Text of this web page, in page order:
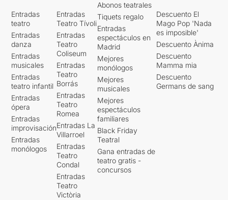
Entradas
teatro
Entradas
danza
Entradas
musicales
Entradas
teatro infantil
Entradas
ópera
Entradas
improvisación
Entradas
monólogos
Entradas
Teatro Tívoli
Entradas
Teatro
Coliseum
Entradas
Teatro
Borrás
Entradas
Teatro
Romea
Entradas La
Villarroel
Entradas
Teatro
Condal
Entradas
Teatro
Victòria
Abonos teatrales
Tiquets regalo
Entradas
espectáculos en
Madrid
Mejores
monólogos
Mejores
musicales
Mejores
espectáculos
familiares
Black Friday
Teatral
Gana entradas de
teatro gratis -
concursos
Descuento El
Mago Pop 'Nada
es imposible'
Descuento Ànima
Descuento
Mamma mia
Descuento
Germans de sang